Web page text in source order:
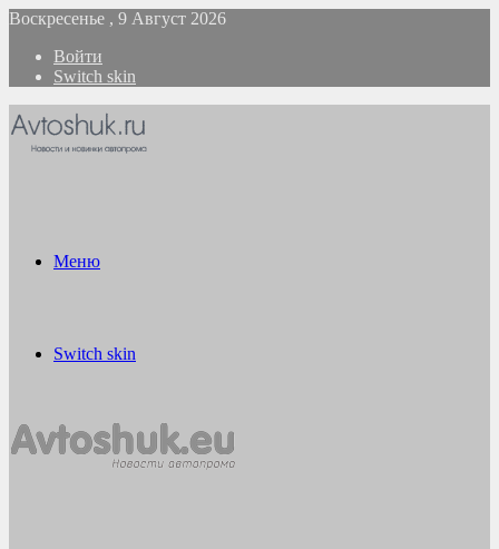
Воскресенье , 9 Август 2026
Войти
Switch skin
Меню
Switch skin